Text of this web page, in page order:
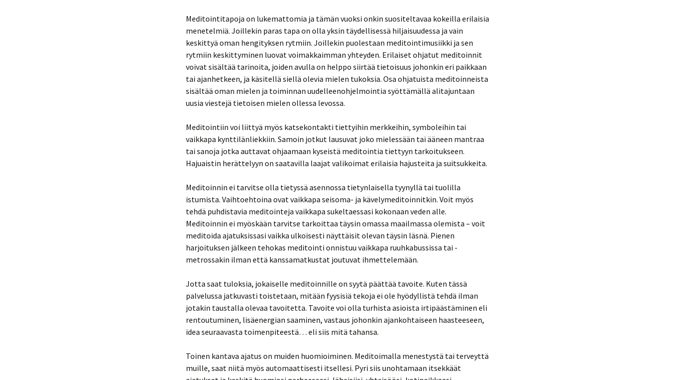
Meditointitapoja on lukemattomia ja tämän vuoksi onkin suositeltavaa kokeilla erilaisia
menetelmiä. Joillekin paras tapa on olla yksin täydellisessä hiljaisuudessa ja vain
keskittyä oman hengityksen rytmiin. Joillekin puolestaan meditointimusiikki ja sen
rytmiin keskittyminen luovat voimakkaimman yhteyden. Erilaiset ohjatut meditoinnit
voivat sisältää tarinoita, joiden avulla on helppo siirtää tietoisuus johonkin eri paikkaan
tai ajanhetkeen, ja käsitellä siellä olevia mielen tukoksia. Osa ohjatuista meditoinneista
sisältää oman mielen ja toiminnan uudelleenohjelmointia syöttämällä alitajuntaan
uusia viestejä tietoisen mielen ollessa levossa.
Meditointiin voi liittyä myös katsekontakti tiettyihin merkkeihin, symboleihin tai
vaikkapa kynttilänliekkiin. Samoin jotkut lausuvat joko mielessään tai ääneen mantraa
tai sanoja jotka auttavat ohjaamaan kyseistä meditointia tiettyyn tarkoitukseen.
Hajuaistin herättelyyn on saatavilla laajat valikoimat erilaisia hajusteita ja suitsukkeita.
Meditoinnin ei tarvitse olla tietyssä asennossa tietynlaisella tyynyllä tai tuolilla
istumista. Vaihtoehtoina ovat vaikkapa seisoma- ja kävelymeditoinnitkin. Voit myös
tehdä puhdistavia meditointeja vaikkapa sukeltaessasi kokonaan veden alle.
Meditoinnin ei myöskään tarvitse tarkoittaa täysin omassa maailmassa olemista – voit
meditoida ajatuksissasi vaikka ulkoisesti näyttäisit olevan täysin läsnä. Pienen
harjoituksen jälkeen tehokas meditointi onnistuu vaikkapa ruuhkabussissa tai -
metrossakin ilman että kanssamatkustat joutuvat ihmettelemään.
Jotta saat tuloksia, jokaiselle meditoinnille on syytä päättää tavoite. Kuten tässä
palvelussa jatkuvasti toistetaan, mitään fyysisiä tekoja ei ole hyödyllistä tehdä ilman
jotakin taustalla olevaa tavoitetta. Tavoite voi olla turhista asioista irtipäästäminen eli
rentoutuminen, lisäenergian saaminen, vastaus johonkin ajankohtaiseen haasteeseen,
idea seuraavasta toimenpiteestä… eli siis mitä tahansa.
Toinen kantava ajatus on muiden huomioiminen. Meditoimalla menestystä tai terveyttä
muille, saat niitä myös automaattisesti itsellesi. Pyri siis unohtamaan itsekkäät